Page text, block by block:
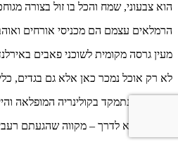
הוא צבעוני, שמח והכל בו זול בצורה
הרמלאים עצמם הם מכניסי אורחים
מעין גרסה מקומית לשוכני פאבים
לא רק אוכל נמכר כאן אלא גם בגדים,
אבל היום נתמקד בקולינריה המופלאה
אז בואו נצא לדרך – מקווה שהגעתם